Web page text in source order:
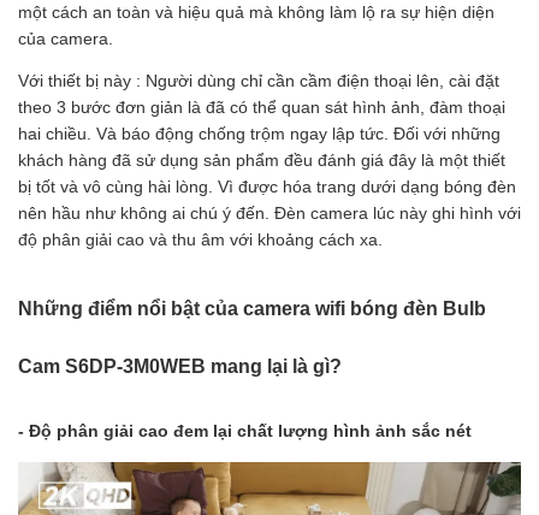
một cách an toàn và hiệu quả mà không làm lộ ra sự hiện diện
của camera.
Với thiết bị này : Người dùng chỉ cần cầm điện thoại lên, cài đặt
theo 3 bước đơn giản là đã có thể quan sát hình ảnh, đàm thoại
hai chiều. Và báo động chống trộm ngay lập tức. Đối với những
khách hàng đã sử dụng sản phẩm đều đánh giá đây là một thiết
bị tốt và vô cùng hài lòng. Vì được hóa trang dưới dạng bóng đèn
nên hầu như không ai chú ý đến. Đèn camera lúc này ghi hình với
độ phân giải cao và thu âm với khoảng cách xa.
Những điểm nổi bật của camera wifi bóng đèn Bulb
Cam S6DP-3M0WEB mang lại là gì?
- Độ phân giải cao đem lại chất lượng hình ảnh sắc nét